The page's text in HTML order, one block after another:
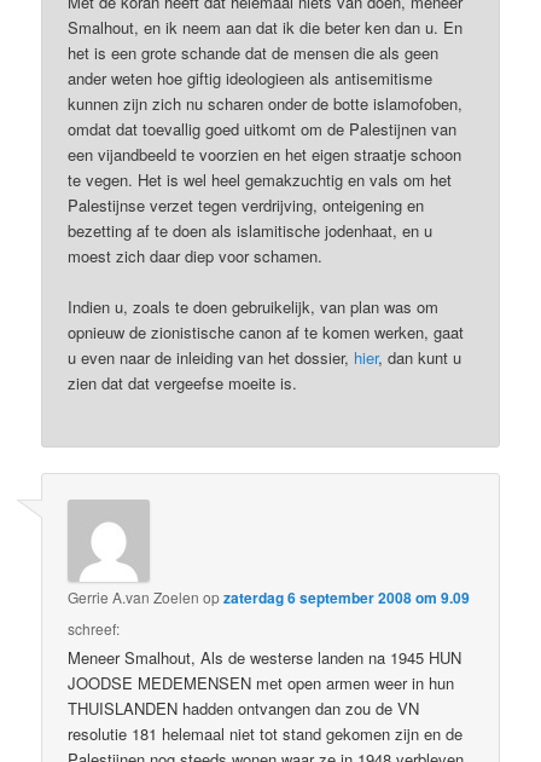
Smalhout, en ik neem aan dat ik die beter ken dan u. En
het is een grote schande dat de mensen die als geen
ander weten hoe giftig ideologieen als antisemitisme
kunnen zijn zich nu scharen onder de botte islamofoben,
omdat dat toevallig goed uitkomt om de Palestijnen van
een vijandbeeld te voorzien en het eigen straatje schoon
te vegen. Het is wel heel gemakzuchtig en vals om het
Palestijnse verzet tegen verdrijving, onteigening en
bezetting af te doen als islamitische jodenhaat, en u
moest zich daar diep voor schamen.
Indien u, zoals te doen gebruikelijk, van plan was om
opnieuw de zionistische canon af te komen werken, gaat
u even naar de inleiding van het dossier, hier, dan kunt u
zien dat dat vergeefse moeite is.
Gerrie A.van Zoelen opzaterdag 6 september 2008 om 9.09
schreef:
Meneer Smalhout, Als de westerse landen na 1945 HUN
JOODSE MEDEMENSEN met open armen weer in hun
THUISLANDEN hadden ontvangen dan zou de VN
resolutie 181 helemaal niet tot stand gekomen zijn en de